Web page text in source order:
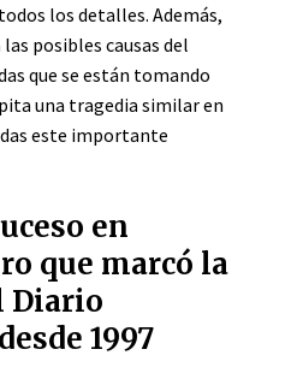
los detalles. Además,
posibles causas del
que se están tomando
una tragedia similar en
este importante
en
que marcó la
Diario
1997